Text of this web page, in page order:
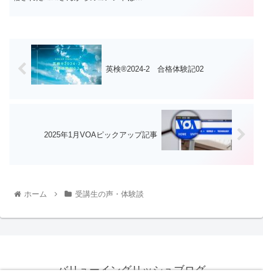
英検®︎2024-2 合格体験記02
2025年1月VOAピックアップ記事
ホーム 受講生の声・体験談
バリューイングリッシュブログ